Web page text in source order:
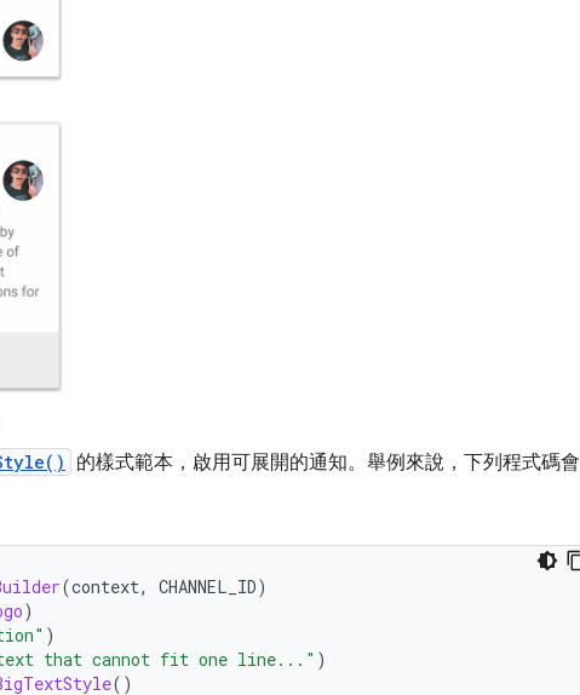
的樣式範本，啟用可展開的通知。舉例來說，下列程式碼會
(context, CHANNEL_ID)
)
)
text that cannot fit one line..." )
()